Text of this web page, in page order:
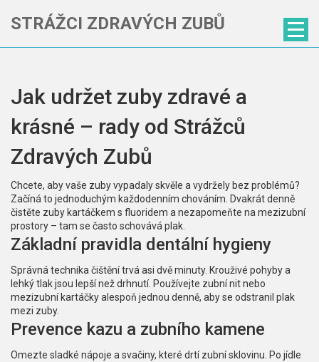
STRÁŽCI ZDRAVÝCH ZUBŮ
Jak udržet zuby zdravé a
krásné – rady od Strážců
Zdravých Zubů
Chcete, aby vaše zuby vypadaly skvěle a vydržely bez problémů?
Začíná to jednoduchým každodenním chováním. Dvakrát denně
čistěte zuby kartáčkem s fluoridem a nezapomeňte na mezizubní
prostory – tam se často schovává plak.
Základní pravidla dentální hygieny
Správná technika čištění trvá asi dvě minuty. Krouživé pohyby a
lehký tlak jsou lepší než drhnutí. Používejte zubní nit nebo
mezizubní kartáčky alespoň jednou denně, aby se odstranil plak
mezi zuby.
Prevence kazu a zubního kamene
Omezte sladké nápoje a svačiny, které drtí zubní sklovinu. Po jídle